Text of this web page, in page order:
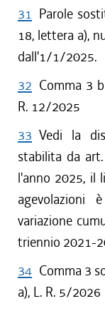
31 Parole
18, lettera a),
dall'1/1/2025.
32 Comma 3
R. 12/2025
33 Vedi la
stabilita da
l'anno 2025, il
agevolazioni
variazione
triennio 2021-
34 Comma 3
a), L. R. 5/2026